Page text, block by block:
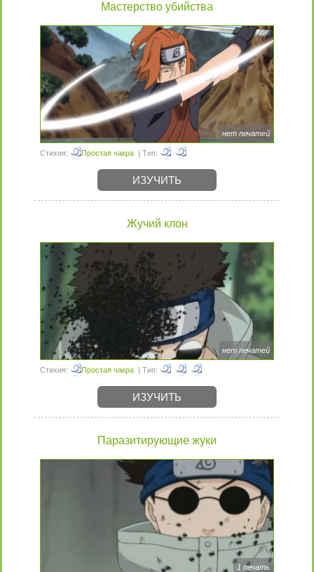
Мастерство убийства
нет печатей
Стихия: Простая чакра | Тип:
ИЗУЧИТЬ
Жучий клон
нет печатей
Стихия: Простая чакра | Тип:
ИЗУЧИТЬ
Паразитирующие жуки
1 печать